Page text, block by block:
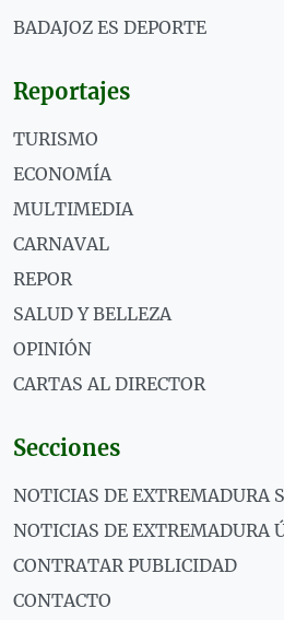
BADAJOZ ES DEPORTE
Reportajes
TURISMO
ECONOMÍA
MULTIMEDIA
CARNAVAL
REPOR
SALUD Y BELLEZA
OPINIÓN
CARTAS AL DIRECTOR
Secciones
NOTICIAS DE EXTREMADURA
NOTICIAS DE EXTREMADURA
CONTRATAR PUBLICIDAD
CONTACTO